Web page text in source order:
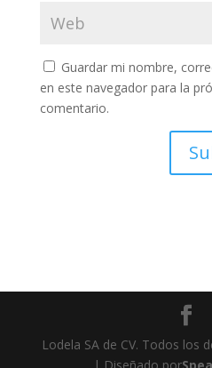
Guardar mi nombre,
en este navegador para la
comentario.
Lodela SA de CV. Todos los